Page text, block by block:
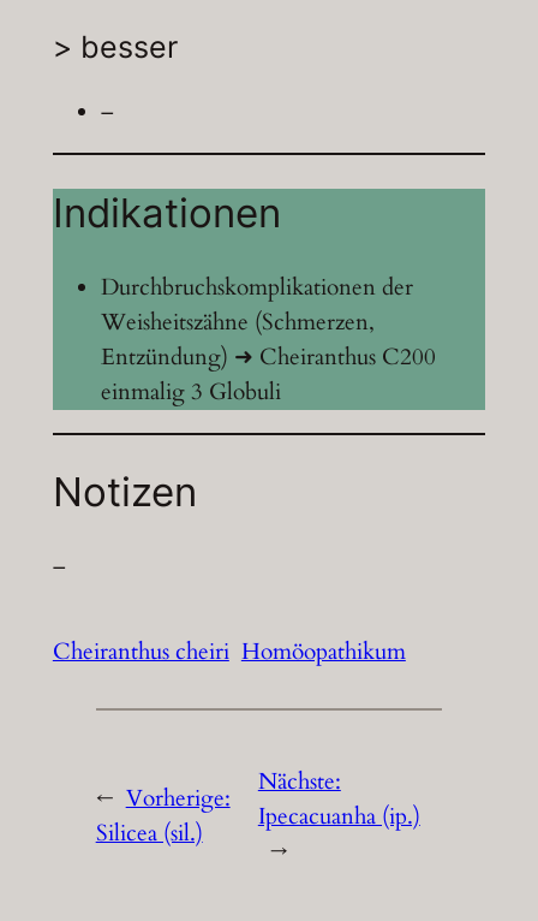
> besser
–
Indikationen
Durchbruchskomplikationen der
Weisheitszähne (Schmerzen,
Entzündung) ➜ Cheiranthus C200
einmalig 3 Globuli
Notizen
–
Cheiranthus cheiri Homöopathikum
← Vorherige:
Silicea (sil.)
Nächste:
Ipecacuanha (ip.)
→